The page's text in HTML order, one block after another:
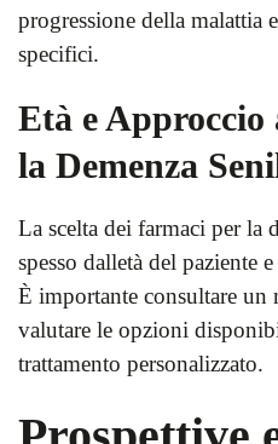
progressione della malattia
specifici.
Età e
la Demenza
La scelta dei farmaci per la
spesso dalletà del paziente
È importante consultare un
valutare le opzioni
trattamento personalizzato.